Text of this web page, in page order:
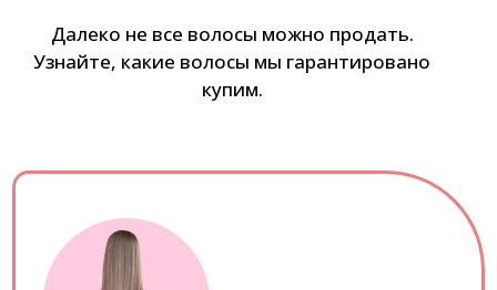
Далеко не все волосы можно продать.
Узнайте, какие волосы мы гарантировано
купим.